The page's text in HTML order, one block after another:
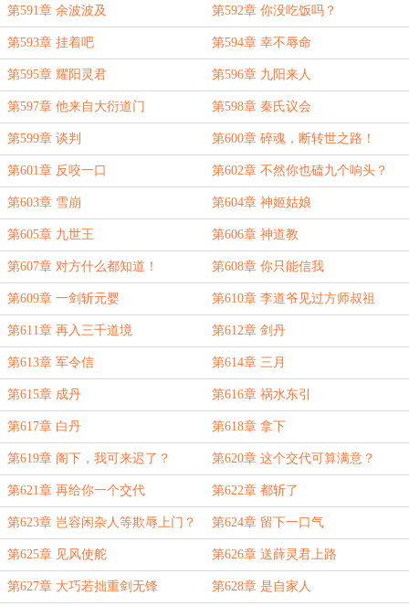
第591章 余波波及 第592章 你没吃饭吗？
第593章 挂着吧 第594章 幸不辱命
第595章 耀阳灵君 第596章 九阳来人
第597章 他来自大衍道门 第598章 秦氏议会
第599章 谈判 第600章 碎魂，断转世之路！
第601章 反咬一口 第602章 不然你也磕九个响头？
第603章 雪崩 第604章 神姬姑娘
第605章 九世王 第606章 神道教
第607章 对方什么都知道！ 第608章 你只能信我
第609章 一剑斩元婴 第610章 李道爷见过方师叔祖
第611章 再入三千道境 第612章 剑丹
第613章 军令信 第614章 三月
第615章 成丹 第616章 祸水东引
第617章 白丹 第618章 拿下
第619章 阁下，我可来迟了？ 第620章 这个交代可算满意？
第621章 再给你一个交代 第622章 都斩了
第623章 岂容闲杂人等欺辱上门？ 第624章 留下一口气
第625章 见风使舵 第626章 送薛灵君上路
第627章 大巧若拙重剑无锋 第628章 是自家人